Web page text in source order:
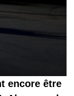
encore être